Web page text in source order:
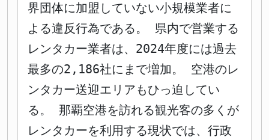
界団体に加盟していない小規模業者に
よる違反行為である。 県内で営業する
レンタカー業者は、2024年度には過去
最多の2,186社にまで増加。 空港のレ
ンタカー送迎エリアもひっ迫してい
る。 那覇空港を訪れる観光客の多くが
レンタカーを利用する現状では、行政